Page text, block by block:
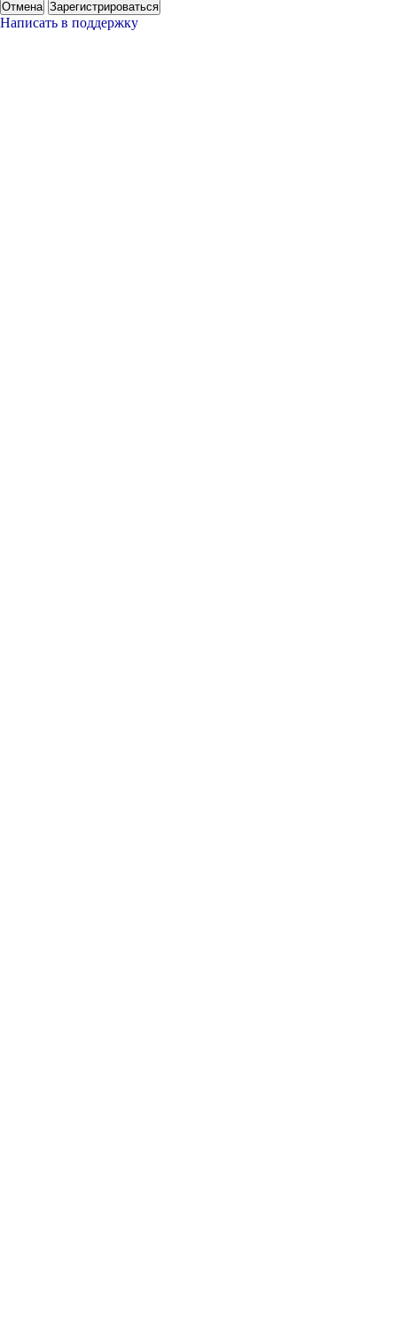
Отмена Зарегистрироваться
Написать в поддержку